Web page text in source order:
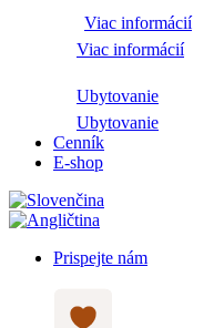
Viac informácií
Viac informácií
Ubytovanie
Ubytovanie
Cenník
E-shop
Prispejte nám